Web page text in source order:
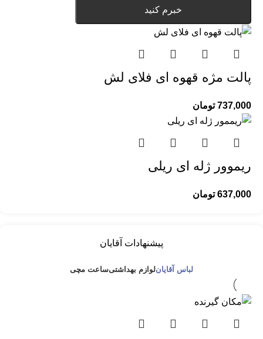
خبرم کنید
پالت مژه قهوه ای فلای لش
737,000 تومان
ریموور ژله ای ریلی
637,000 تومان
پیشنهادات آقایان
لباس آقایانلوازم بهداشتیساعت مچی